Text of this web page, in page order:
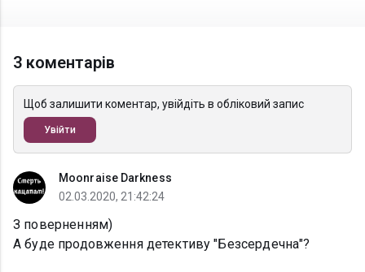
3 коментарів
Щоб залишити коментар, увійдіть в обліковий запис
Увійти
Moonraise Darkness
02.03.2020, 21:42:24
З поверненням)
А буде продовження детективу "Безсердечна"?